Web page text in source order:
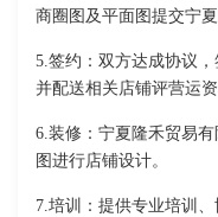
商圈图及平面图提交宁
5.签约：双方达成协议
并配送相关店铺评营运资
6.装修：宁夏隆禾贸易
图进行店铺设计。
7.培训：提供专业培训